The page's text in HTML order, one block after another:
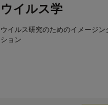
ウイルス学
ウイルス研究のためのイメージ
ション